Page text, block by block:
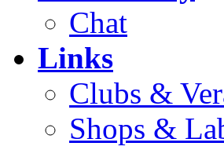
Chat
Links
Clubs &
Shops &